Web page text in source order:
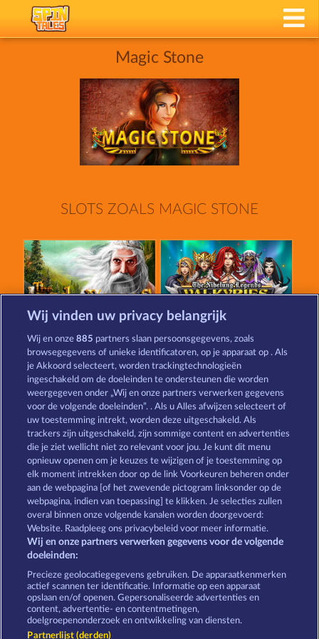
Magic Stone
SLOTS ZOALS MAGIC STONE
The Land of Heroes Valkyries - The Nibelung Legends
Mystic Force
Algemene voorwaarden Privacyverklaring
Colofon Bedrijf FAQ
Partnerprogramma Facebook
Terugbetalingsverzoek indienen
Wij vinden uw privacy belangrijk
Wij en onze885 partners slaan persoonsgegevens, zoals
browsegegevens of unieke identificatoren, op je apparaat op . Als
je Akkoord selecteert, worden trackingtechnologieën
ingeschakeld om de doeleinden te ondersteunen die worden
weergegeven onder „Wij en onze partners verwerken gegevens
voor de volgende doeleinden”. . Als u Alles afwijzen selecteert of
uw toestemming intrekt, worden deze uitgeschakeld. Als
trackers zijn uitgeschakeld, zijn sommige content en advertenties
die je ziet wellicht niet zo relevant voor jou. Je kunt dit menu
opnieuw openen om je keuzes te wijzigen of je toestemming op
elk moment intrekken door op de link Voorkeuren beheren onder
aan de webpagina [of het zwevende pictogram linksonder op de
webpagina, indien van toepassing] te klikken. Je selecties zullen
overal binnen onze volgende kanalen worden doorgevoerd:
Website. Raadpleeg ons privacybeleid voor meer informatie.
Wij en onze partners verwerken gegevens voor de volgende
doeleinden:
Precieze geolocatiegegevens gebruiken. De apparaatkenmerken
actief scannen ter identificatie. Informatie op een apparaat
opslaan en/of openen. Gepersonaliseerde advertenties en
content, advertentie- en contentmetingen,
doelgroepenonderzoek en ontwikkeling van diensten.
Partnerlijst (derden)